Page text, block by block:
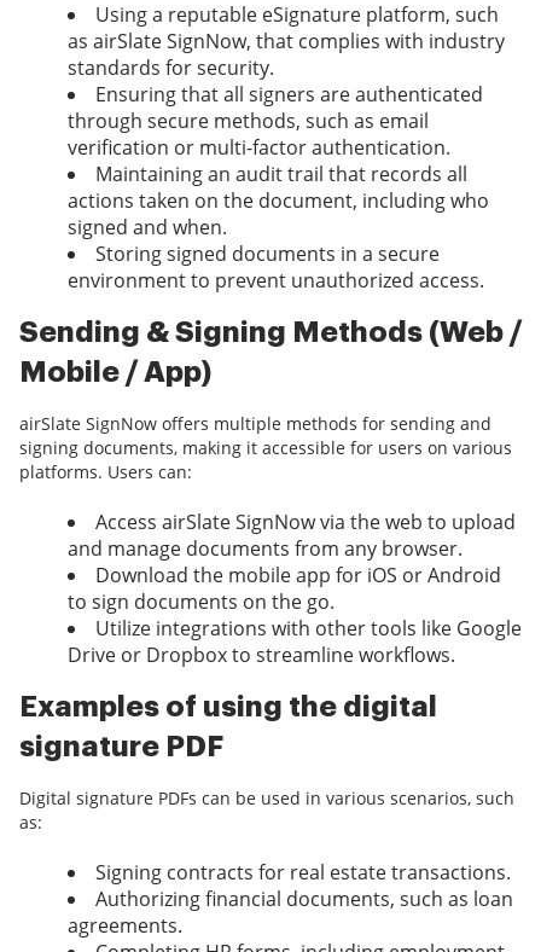
Using a reputable eSignature platform, such
as airSlate SignNow, that complies with industry
standards for security.
Ensuring that all signers are authenticated
through secure methods, such as email
verification or multi-factor authentication.
Maintaining an audit trail that records all
actions taken on the document, including who
signed and when.
Storing signed documents in a secure
environment to prevent unauthorized access.
Sending & Signing Methods (Web /
Mobile / App)
airSlate SignNow offers multiple methods for sending and
signing documents, making it accessible for users on various
platforms. Users can:
Access airSlate SignNow via the web to upload
and manage documents from any browser.
Download the mobile app for iOS or Android
to sign documents on the go.
Utilize integrations with other tools like Google
Drive or Dropbox to streamline workflows.
Examples of using the digital
signature PDF
Digital signature PDFs can be used in various scenarios, such
as:
Signing contracts for real estate transactions.
Authorizing financial documents, such as loan
agreements.